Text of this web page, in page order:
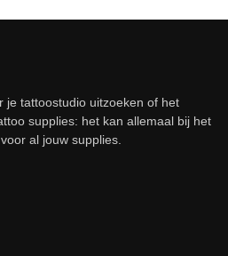
je tattoostudio uitzoeken of het
supplies: het kan allemaal bij het
al jouw supplies.